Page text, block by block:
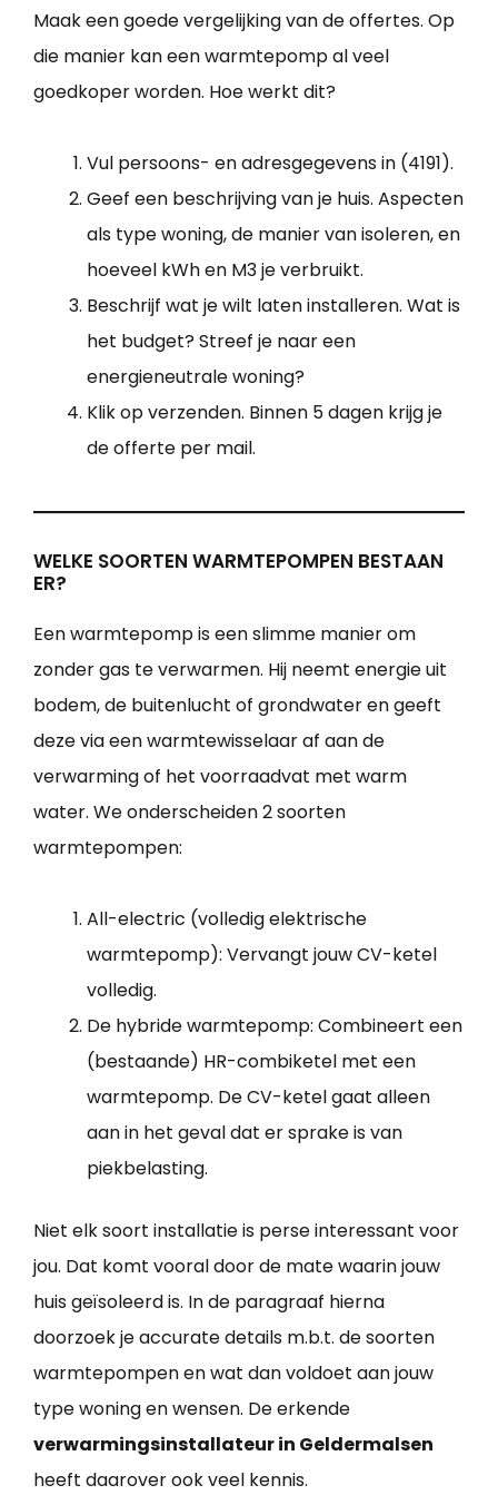
Maak een goede vergelijking van de offertes. Op
die manier kan een warmtepomp al veel
goedkoper worden. Hoe werkt dit?
Vul persoons- en adresgegevens in (4191).
Geef een beschrijving van je huis. Aspecten
als type woning, de manier van isoleren, en
hoeveel kWh en M3 je verbruikt.
Beschrijf wat je wilt laten installeren. Wat is
het budget? Streef je naar een
energieneutrale woning?
Klik op verzenden. Binnen 5 dagen krijg je
de offerte per mail.
WELKE SOORTEN WARMTEPOMPEN BESTAAN
ER?
Een warmtepomp is een slimme manier om
zonder gas te verwarmen. Hij neemt energie uit
bodem, de buitenlucht of grondwater en geeft
deze via een warmtewisselaar af aan de
verwarming of het voorraadvat met warm
water. We onderscheiden 2 soorten
warmtepompen:
All-electric (volledig elektrische
warmtepomp): Vervangt jouw CV-ketel
volledig.
De hybride warmtepomp: Combineert een
(bestaande) HR-combiketel met een
warmtepomp. De CV-ketel gaat alleen
aan in het geval dat er sprake is van
piekbelasting.
Niet elk soort installatie is perse interessant voor
jou. Dat komt vooral door de mate waarin jouw
huis geïsoleerd is. In de paragraaf hierna
doorzoek je accurate details m.b.t. de soorten
warmtepompen en wat dan voldoet aan jouw
type woning en wensen. De erkende
verwarmingsinstallateur in Geldermalsen
heeft daarover ook veel kennis.